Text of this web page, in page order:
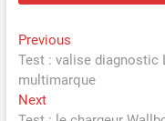
Navigation
de
l’article
PreviousPrevious
post:
Test : valise diagnostic
multimarque
NextNext